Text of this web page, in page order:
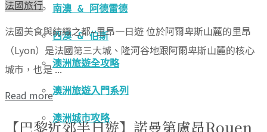
南澳 & 阿德雷德
西澳 & 伯斯
澳洲旅遊全攻略
澳洲旅遊入門系列
澳洲城市攻略
法國旅行
法國美食與紡織之都–里昂一日遊 位於阿爾卑斯山麓的里昂
（Lyon）是法國第三大城、隆河谷地跟阿爾卑斯山麓的核心
城市，也是 ...
Read more
【巴黎近郊半日遊】諾曼第盧昂Rouen